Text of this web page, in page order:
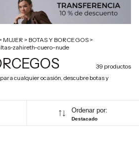
MUJER > BOTAS Y BORCEGOS >
zahireth-cuero-nude
39 productos
cualquier ocasión, descubre botas y
Ordenar por:
Destacado